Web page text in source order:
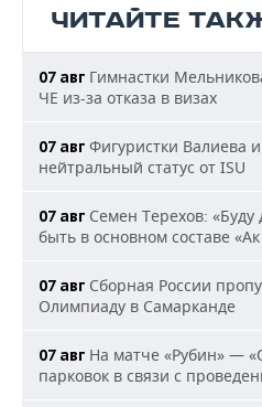
ЧИТАЙТЕ
07 авг Гимнастки
ЧЕ из-за отказа в визах
07 авг Фигуристки Валиева
нейтральный статус от ISU
07 авг Семен Терехов: «Буду
быть в основном составе
07 авг Сборная России
Олимпиаду в Самарканде
07 авг На матче «Рубин» —
парковок в связи с